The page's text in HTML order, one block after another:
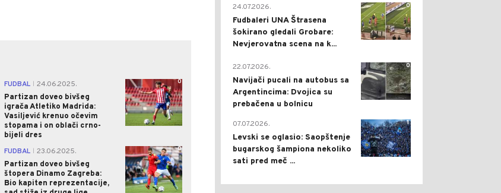
FUDBAL
24.06.2025.
Partizan doveo bivšeg
igrača Atletiko Madrida:
Vasiljević krenuo očevim
stopama i on oblači crno-
bijeli dres
0
FUDBAL
23.06.2025.
Partizan doveo bivšeg
štopera Dinamo Zagreba:
Bio kapiten reprezentacije,
0
0
24.07.2026.
Fudbaleri UNA Štrasena
šokirano gledali Grobare:
Nevjerovatna scena na k...
0
22.07.2026.
Navijači pucali na autobus sa
Argentincima: Dvojica su
prebačena u bolnicu
1
07.07.2026.
Levski se oglasio: Saopštenje
bugarskog šampiona nekoliko
sati pred meč ...